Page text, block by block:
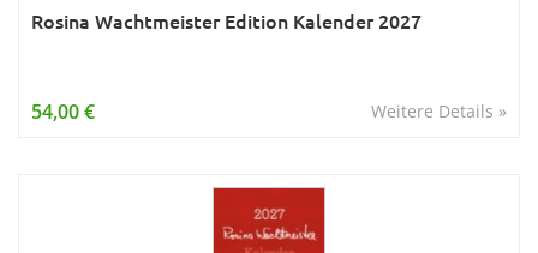
Rosina Wachtmeister Edition Kalender 2027
Weitere Details »
54,00 €